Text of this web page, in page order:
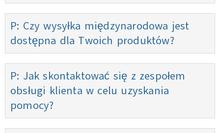
P: Czy wysyłka międzynarodowa jest
dostępna dla Twoich produktów?
P: Jak skontaktować się z zespołem
obsługi klienta w celu uzyskania
pomocy?